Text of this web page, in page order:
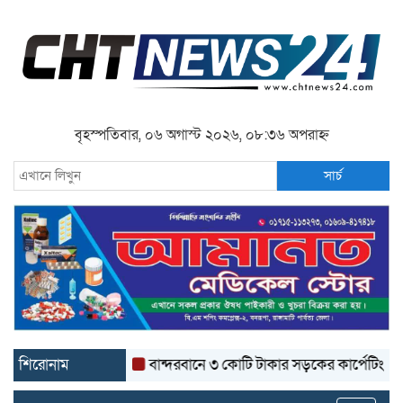
বৃহস্পতিবার, ০৬ অগাস্ট ২০২৬, ০৮:৩৬ অপরাহ্ন
সার্চ
শিরোনাম বান্দরবানে ৩ কোটি টাকার সড়কের কার্পেটিং উঠে